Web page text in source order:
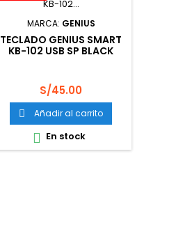
MARCA: GENIUS
TECLADO GENIUS SMART
KB-102 USB SP BLACK
Precio
S/45.00
 Añadir al carrito
 En stock